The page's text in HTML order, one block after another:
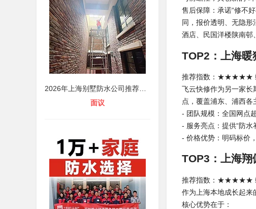
面议
售后保障：承诺“修不
同，报价透明、无隐
酒店、民国洋楼陕南邨
TOP2：上海
推荐指数：★★★★★
飞云快修作为另一家长
点，覆盖浦东、浦西各
- 团队规模：全国网点
- 服务亮点：提供“防水
- 价格优势：明码标价
TOP3：上海
推荐指数：★★★★★
作为上海本地成长起来
核心优势在于：